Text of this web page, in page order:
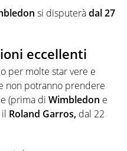
si disputeràdal 27
eccellenti
per molte star vere e
non potranno prendere
(prima di Wimbledon e
Roland Garros, dal 22